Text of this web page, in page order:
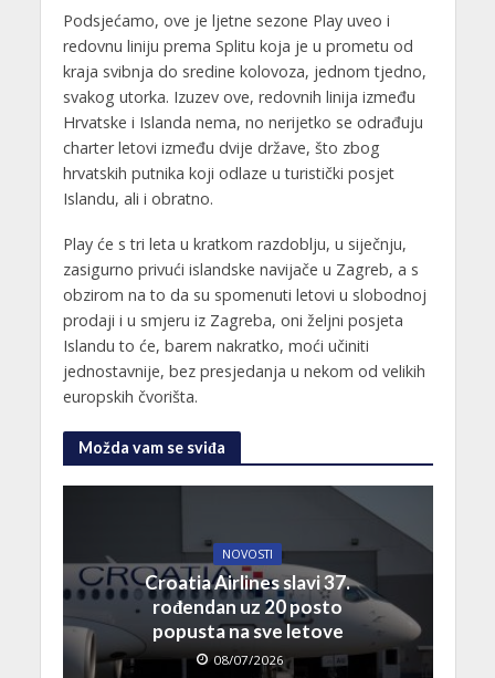
Podsjećamo, ove je ljetne sezone Play uveo i
redovnu liniju prema Splitu koja je u prometu od
kraja svibnja do sredine kolovoza, jednom tjedno,
svakog utorka. Izuzev ove, redovnih linija između
Hrvatske i Islanda nema, no nerijetko se odrađuju
charter letovi između dvije države, što zbog
hrvatskih putnika koji odlaze u turistički posjet
Islandu, ali i obratno.
Play će s tri leta u kratkom razdoblju, u siječnju,
zasigurno privući islandske navijače u Zagreb, a s
obzirom na to da su spomenuti letovi u slobodnoj
prodaji i u smjeru iz Zagreba, oni željni posjeta
Islandu to će, barem nakratko, moći učiniti
jednostavnije, bez presjedanja u nekom od velikih
europskih čvorišta.
Možda vam se sviđa
NOVOSTI
Croatia Airlines slavi 37.
rođendan uz 20 posto
popusta na sve letove
08/07/2026